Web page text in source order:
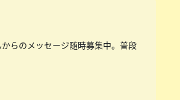
らのメッセージ随時募集中。普段